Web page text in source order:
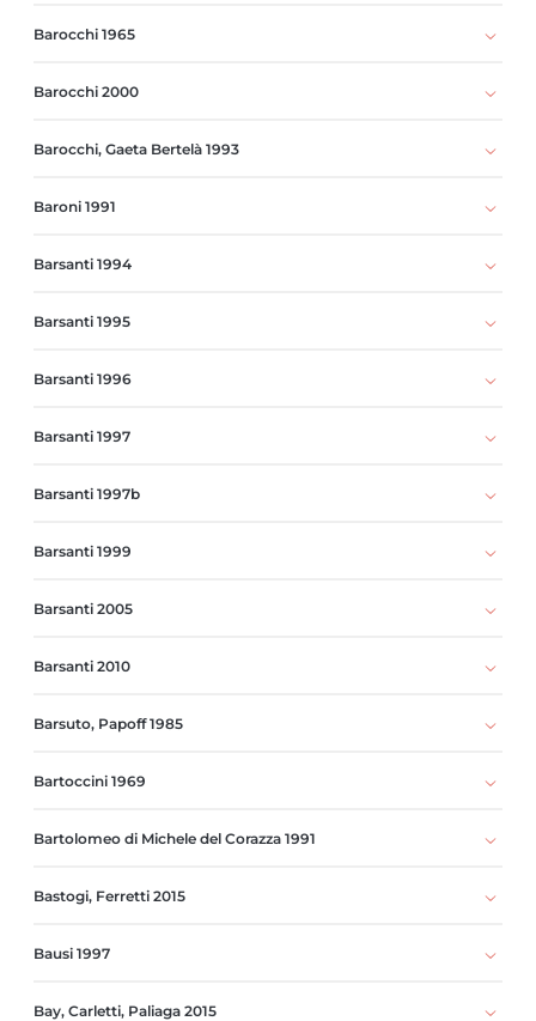
Barocchi 1965
Barocchi 2000
Barocchi, Gaeta Bertelà 1993
Baroni 1991
Barsanti 1994
Barsanti 1995
Barsanti 1996
Barsanti 1997
Barsanti 1997b
Barsanti 1999
Barsanti 2005
Barsanti 2010
Barsuto, Papoff 1985
Bartoccini 1969
Bartolomeo di Michele del Corazza 1991
Bastogi, Ferretti 2015
Bausi 1997
Bay, Carletti, Paliaga 2015